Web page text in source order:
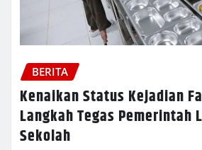
BERITA
Kenaikan Status Kejadian
Langkah Tegas Pemerintah
Sekolah